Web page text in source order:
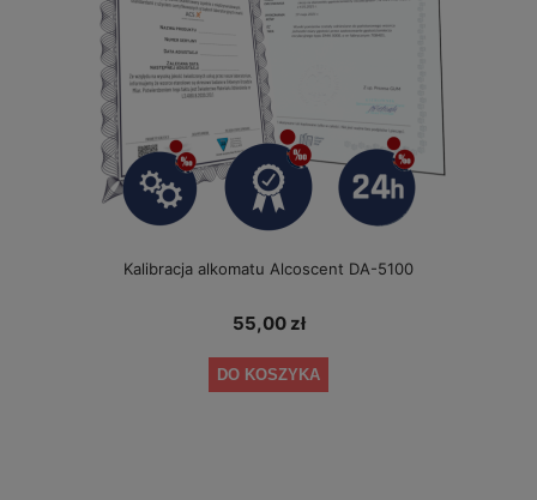
Kalibracja alkomatu Alcoscent DA-5100
55,00 zł
DO KOSZYKA